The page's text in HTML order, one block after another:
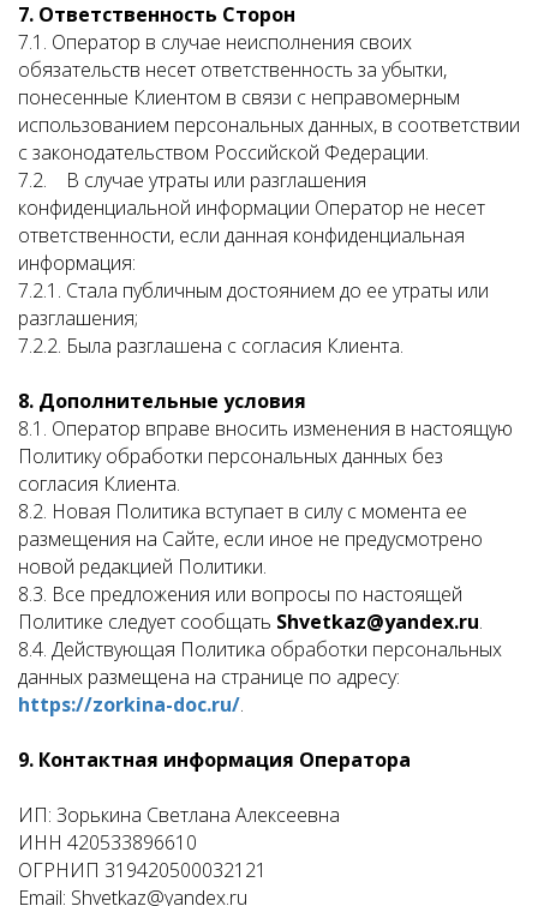
7. Ответственность Сторон
7.1. Оператор в случае неисполнения своих
обязательств несет ответственность за убытки,
понесенные Клиентом в связи с неправомерным
использованием персональных данных, в соответствии
с законодательством Российской Федерации.
7.2. В случае утраты или разглашения
конфиденциальной информации Оператор не несет
ответственности, если данная конфиденциальная
информация:
7.2.1. Стала публичным достоянием до ее утраты или
разглашения;
7.2.2. Была разглашена с согласия Клиента.
8. Дополнительные условия
8.1. Оператор вправе вносить изменения в настоящую
Политику обработки персональных данных без
согласия Клиента.
8.2. Новая Политика вступает в силу с момента ее
размещения на Сайте, если иное не предусмотрено
новой редакцией Политики.
8.3. Все предложения или вопросы по настоящей
Политике следует сообщать Shvetkaz@yandex.ru.
8.4. Действующая Политика обработки персональных
данных размещена на странице по адресу:
https://zorkina-doc.ru/.
9. Контактная информация Оператора
ИП: Зорькина Светлана Алексеевна
ИНН 420533896610
ОГРНИП 319420500032121
Email: Shvetkaz@yandex.ru